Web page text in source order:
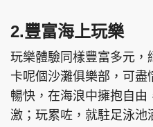
2.豐富海上玩樂
玩樂體驗同樣豐富多元，
卡呢個沙灘俱樂部，可盡
暢快，在海浪中擁抱自由
激；玩累咗，就駐足泳池